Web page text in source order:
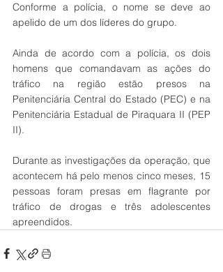
Conforme a polícia, o nome se deve ao
apelido de um dos líderes do grupo.
Ainda de acordo com a polícia, os dois
homens que comandavam as ações do
tráfico na região estão presos na
Penitenciária Central do Estado (PEC) e na
Penitenciária Estadual de Piraquara II (PEP
II).
Durante as investigações da operação, que
acontecem há pelo menos cinco meses, 15
pessoas foram presas em flagrante por
tráfico de drogas e três adolescentes
apreendidos.